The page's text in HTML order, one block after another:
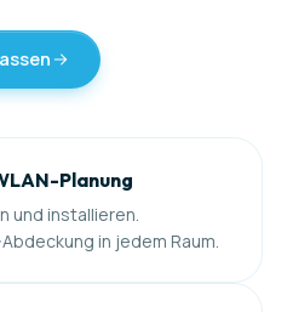
Planung
und installieren.
in jedem Raum.